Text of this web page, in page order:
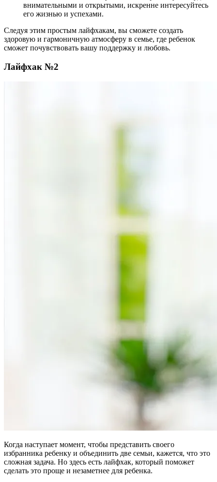
внимательными и открытыми, искренне интересуйтесь
его жизнью и успехами.
Следуя этим простым лайфхакам, вы сможете создать
здоровую и гармоничную атмосферу в семье, где ребенок
сможет почувствовать вашу поддержку и любовь.
Лайфхак №2
Когда наступает момент, чтобы представить своего
избранника ребенку и объединить две семьи, кажется, что это
сложная задача. Но здесь есть лайфхак, который поможет
сделать это проще и незаметнее для ребенка.